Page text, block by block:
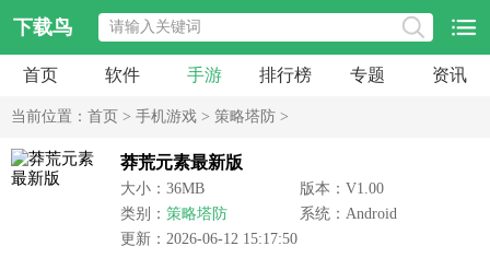
下载鸟
首页 软件 手游 排行榜 专题 资讯
当前位置： 首页 > 手机游戏 > 策略塔防 >
莽荒元素最新版
大小：36MB
版本：V1.00
类别： 策略塔防
系统：Android
更新：2026-06-12 15:17:50